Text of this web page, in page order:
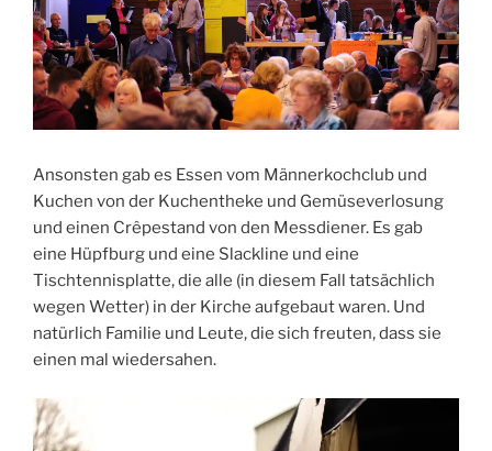
Ansonsten gab es Essen vom Männerkochclub und
Kuchen von der Kuchentheke und Gemüseverlosung
und einen Crêpestand von den Messdiener. Es gab
eine Hüpfburg und eine Slackline und eine
Tischtennisplatte, die alle (in diesem Fall tatsächlich
wegen Wetter) in der Kirche aufgebaut waren. Und
natürlich Familie und Leute, die sich freuten, dass sie
einen mal wiedersahen.